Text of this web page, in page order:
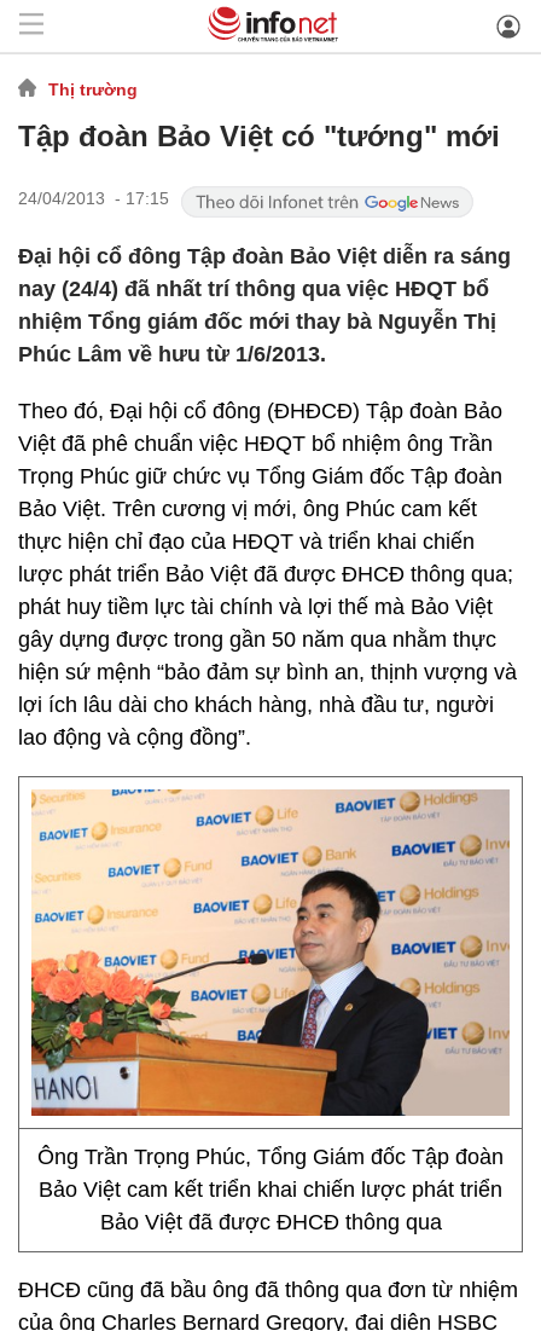
Thị trường
Tập đoàn Bảo Việt có "tướng" mới
24/04/2013 - 17:15
Đại hội cổ đông Tập đoàn Bảo Việt diễn ra sáng
nay (24/4) đã nhất trí thông qua việc HĐQT bổ
nhiệm Tổng giám đốc mới thay bà Nguyễn Thị
Phúc Lâm về hưu từ 1/6/2013.
Theo đó, Đại hội cổ đông (ĐHĐCĐ) Tập đoàn Bảo
Việt đã phê chuẩn việc HĐQT bổ nhiệm ông Trần
Trọng Phúc giữ chức vụ Tổng Giám đốc Tập đoàn
Bảo Việt. Trên cương vị mới, ông Phúc cam kết
thực hiện chỉ đạo của HĐQT và triển khai chiến
lược phát triển Bảo Việt đã được ĐHCĐ thông qua;
phát huy tiềm lực tài chính và lợi thế mà Bảo Việt
gây dựng được trong gần 50 năm qua nhằm thực
hiện sứ mệnh “bảo đảm sự bình an, thịnh vượng và
lợi ích lâu dài cho khách hàng, nhà đầu tư, người
lao động và cộng đồng”.
Ông Trần Trọng Phúc, Tổng Giám đốc Tập đoàn
Bảo Việt cam kết triển khai chiến lược phát triển
Bảo Việt đã được ĐHCĐ thông qua
ĐHCĐ cũng đã bầu ông đã thông qua đơn từ nhiệm
của ông Charles Bernard Gregory, đại diện HSBC